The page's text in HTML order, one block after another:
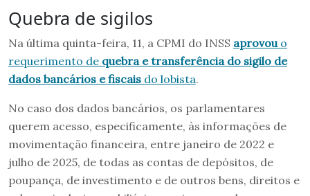
Quebra de sigilos
Na última quinta-feira, 11, a CPMI do INSS aprovou o
requerimento de quebra e transferência do sigilo de
dados bancários e fiscais do lobista.
No caso dos dados bancários, os parlamentares
querem acesso, especificamente, às informações de
movimentação financeira, entre janeiro de 2022 e
julho de 2025, de todas as contas de depósitos, de
poupança, de investimento e de outros bens, direitos e